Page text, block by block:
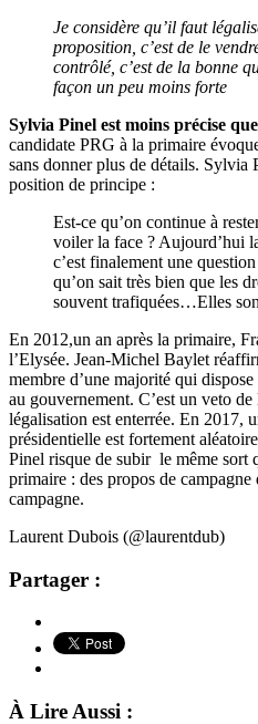
Je considère qu’il faut
proposition, c’est de le
contrôlé, c’est de la bonne
façon un peu moins forte
Sylvia Pinel est moins précise
candidate PRG à la primaire
sans donner plus de détails. Sylvia
position de principe :
Est-ce qu’on continue à
voiler la face ? Aujourd’hui
c’est finalement une
qu’on sait très bien que les
souvent trafiquées…Elles
En 2012,un an après la primaire,
l’Elysée. Jean-Michel Baylet
membre d’une majorité qui
au gouvernement. C’est un veto de
légalisation est enterrée. En 2017,
présidentielle est fortement
Pinel risque de subir le même sort
primaire : des propos de campagne
campagne.
Laurent Dubois (@laurentdub)
Partager :
À Lire Aussi :